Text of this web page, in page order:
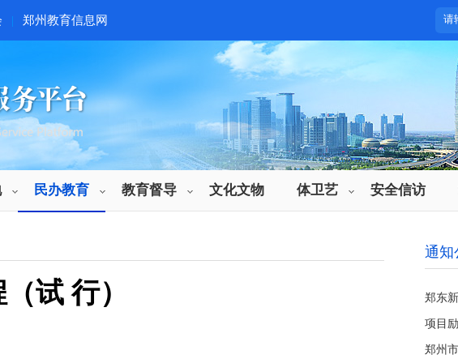
| 郑州教育信息网
民办教育 教育督导 文化文物 体卫艺 安全信访
试 行）
通知
郑东
项目
郑州